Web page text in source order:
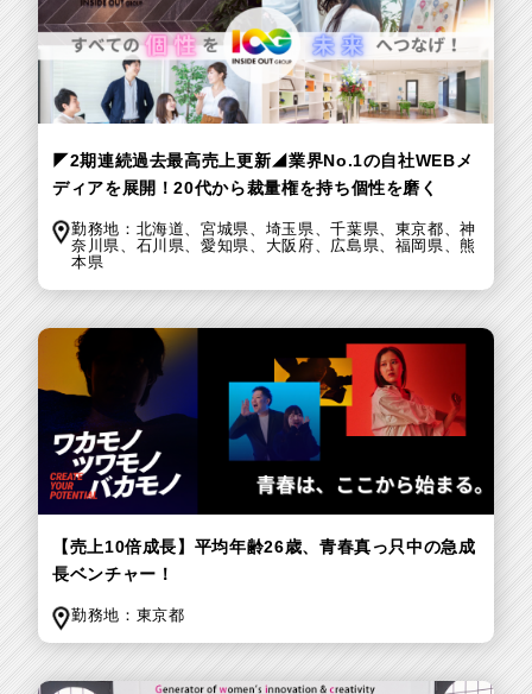
◤2期連続過去最高売上更新◢業界No.1の自社WEBメ
ディアを展開！20代から裁量権を持ち個性を磨く
勤務地： 北海道、宮城県、 埼玉県、千葉県、 東京都、神
奈川県、 石川県、愛知県、 大阪府、 広島県、 福岡県、熊
本県
【売上10倍成長】平均年齢26歳、青春真っ只中の急成
長ベンチャー！
勤務地： 東京都